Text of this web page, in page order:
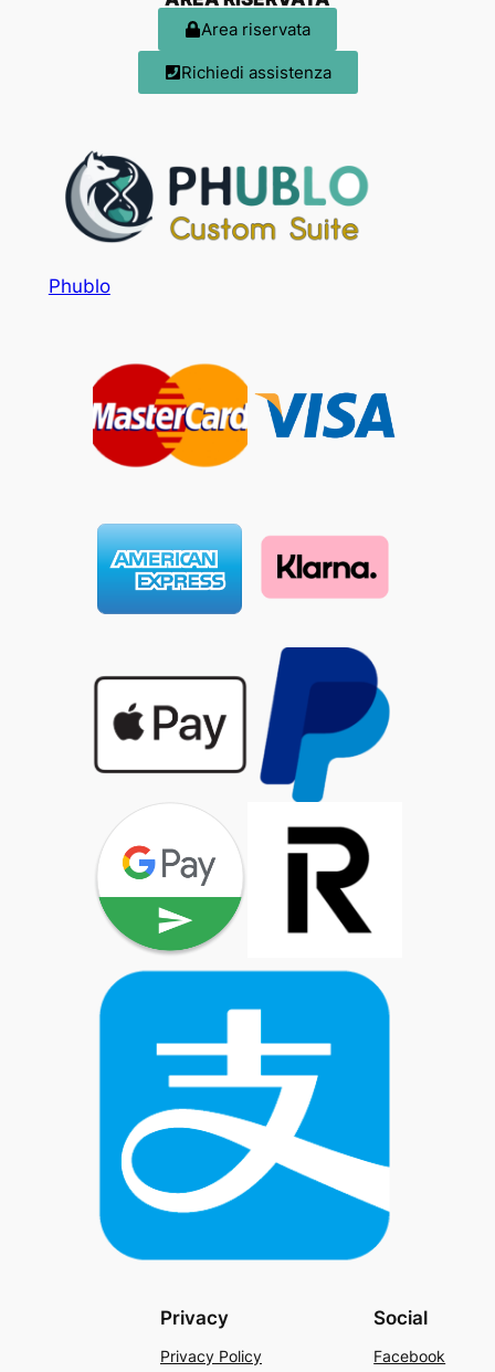
Area riservata
Richiedi assistenza
Phublo
Privacy
Privacy Policy
Social
Facebook